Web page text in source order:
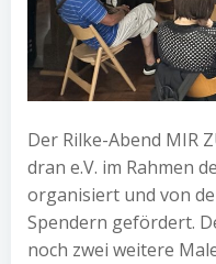
Der Rilke-Abend MIR
dran e.V. im Rahmen
organisiert und von
Spendern gefördert.
noch zwei weitere